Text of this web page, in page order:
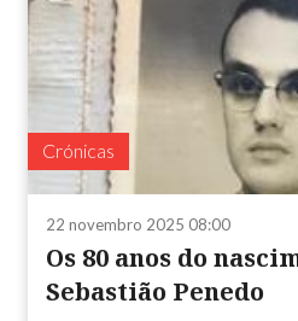
Crónicas
22 novembro 2025 08:00
Os 80 anos do
Sebastião Penedo